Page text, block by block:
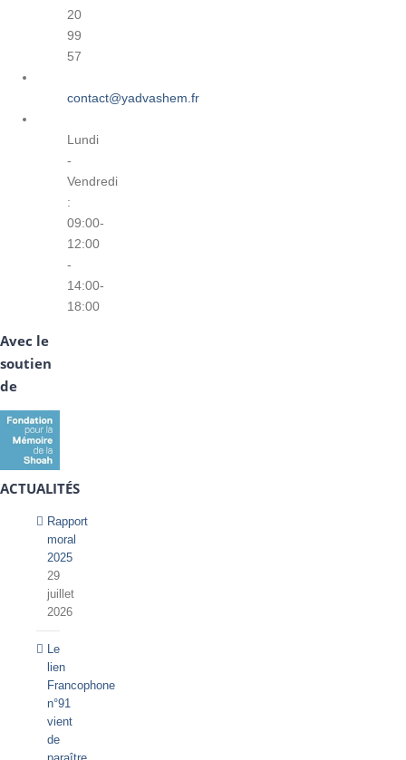
20
99
57
contact@yadvashem.fr
Lundi
-
Vendredi
:
09:00-
12:00
-
14:00-
18:00
Avec le
soutien
de
ACTUALITÉS
Rapport
moral
2025
29
juillet
2026
Le
lien
Francophone
n°91
vient
de